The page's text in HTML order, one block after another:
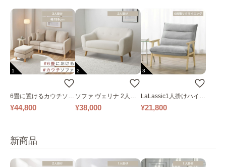
1
6畳に置けるカウチソフ
ァ｜ベージュ
¥44,800
2
ソファ ヴェリナ 2人掛
け
¥38,000
3
LaLassic1人掛けハイバ
ックソファ ワイド
¥21,800
新商品